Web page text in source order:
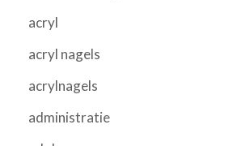
acryl
acryl nagels
acrylnagels
administratie